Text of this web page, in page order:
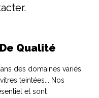
Qualité
des domaines variés
teintées... Nos
et sont